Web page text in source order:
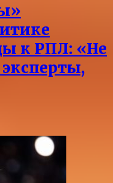
к РПЛ: «Не